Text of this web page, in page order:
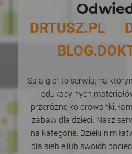
DRTUSZ.PL
Sala gier to serwis, na
edukacyjnych
przeróżne kolorowanki,
zabaw dla dzieci. Nasz
na kategorie. Dzięki nim
dla siebie lub swoich